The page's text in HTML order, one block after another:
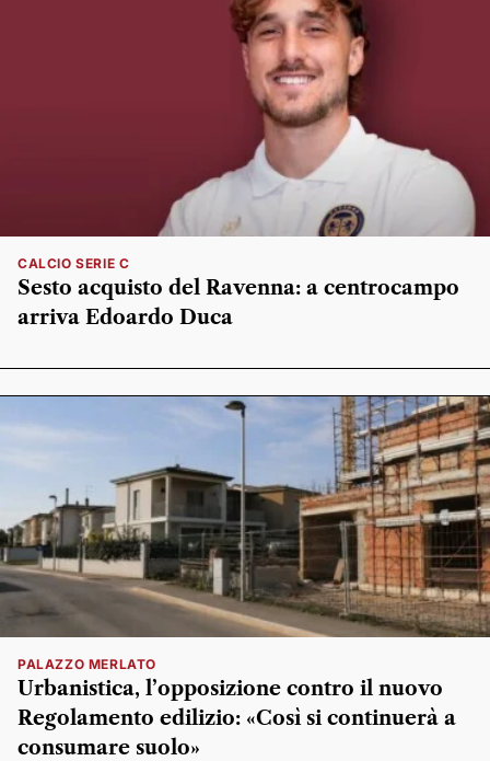
CALCIO SERIE C
Sesto acquisto del Ravenna: a centrocampo
arriva Edoardo Duca
PALAZZO MERLATO
Urbanistica, l’opposizione contro il nuovo
Regolamento edilizio: «Così si continuerà a
consumare suolo»